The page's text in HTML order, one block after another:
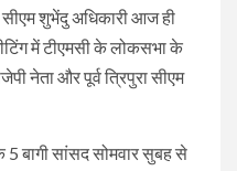
शुभेंदु अधिकारी आज ही
में टीएमसी के लोकसभा के
नेता और पूर्व त्रिपुरा सीएम
बागी सांसद सोमवार सुबह से